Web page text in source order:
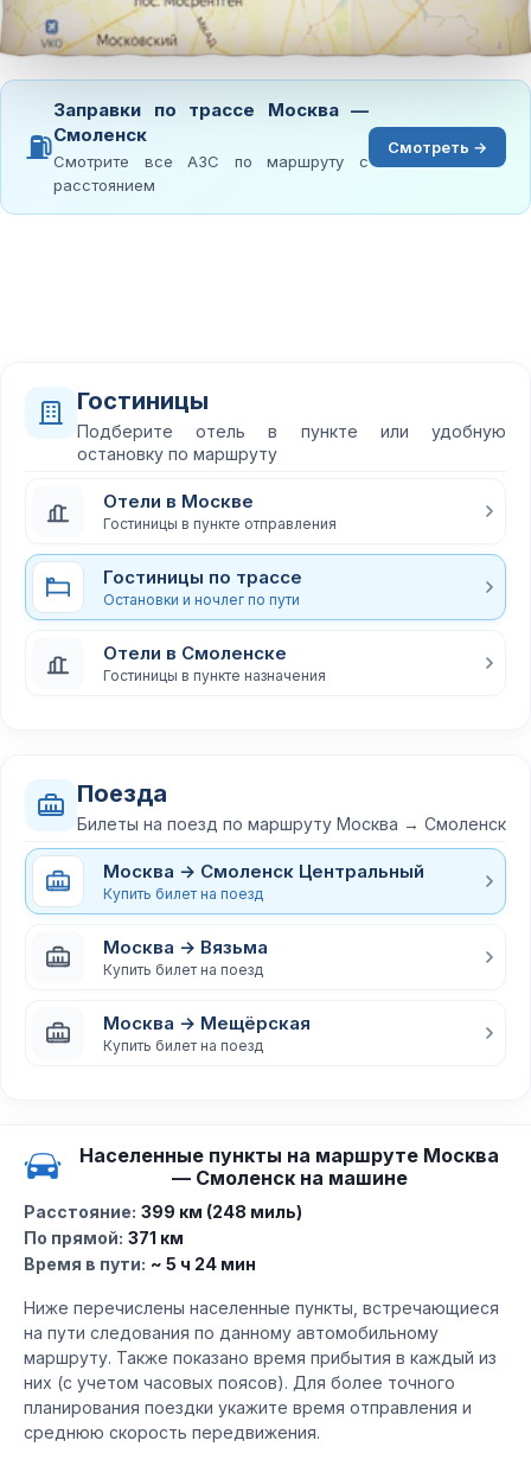
⛽
Заправки по трассе Москва —
Смоленск
Смотрите все АЗС по маршруту с
расстоянием
Смотреть →
Гостиницы
Подберите отель в пункте или удобную
остановку по маршруту
Отели в Москве
Гостиницы в пункте отправления
Гостиницы по трассе
Остановки и ночлег по пути
Отели в Смоленске
Гостиницы в пункте назначения
Поезда
Билеты на поезд по маршруту Москва → Смоленск
Москва → Смоленск Центральный
Купить билет на поезд
Москва → Вязьма
Купить билет на поезд
Москва → Мещёрская
Купить билет на поезд
Населенные пункты на маршруте Москва
— Смоленск на машине
Расстояние: 399 км (248 миль)
По прямой: 371 км
Время в пути: ~ 5 ч 24 мин
Ниже перечислены населенные пункты, встречающиеся
на пути следования по данному автомобильному
маршруту. Также показано время прибытия в каждый из
них (с учетом часовых поясов). Для более точного
планирования поездки укажите время отправления и
среднюю скорость передвижения.